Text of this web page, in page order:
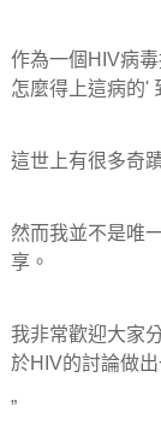
作為一個HIV病
怎麼得上這病的'
這世上有很多奇
然而我並不是唯
享。
我非常歡迎大家
於HIV的討論做出
”